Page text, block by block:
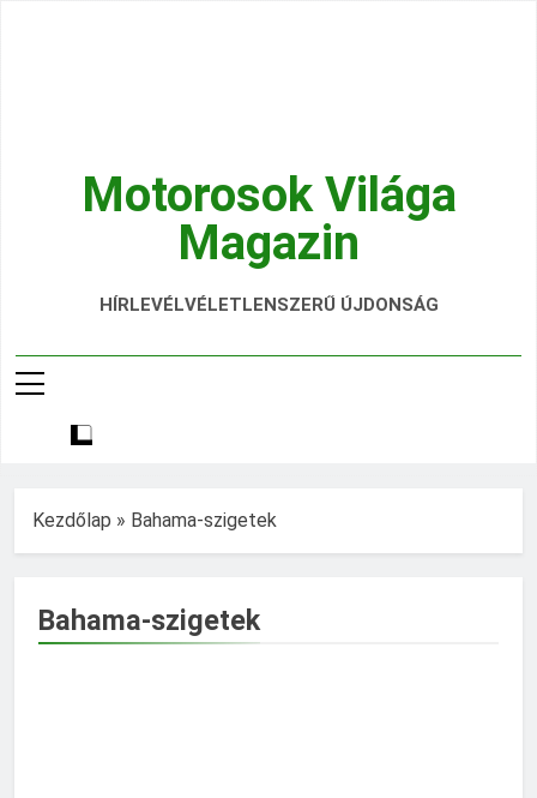
Motorosok Világa
Magazin
Hírek, Tesztek, Élmények Egy Helyen!
HÍRLEVÉLVÉLETLENSZERŰ ÚJDONSÁG
Kezdőlap » Bahama-szigetek
Bahama-szigetek